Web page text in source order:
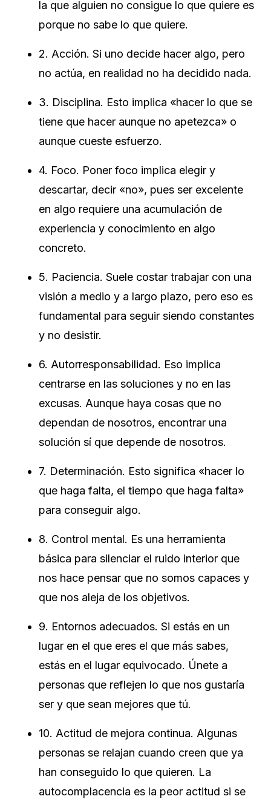
la que alguien no consigue lo que quiere es
porque no sabe lo que quiere.
2. Acción. Si uno decide hacer algo, pero
no actúa, en realidad no ha decidido nada.
3. Disciplina. Esto implica «hacer lo que se
tiene que hacer aunque no apetezca» o
aunque cueste esfuerzo.
4. Foco. Poner foco implica elegir y
descartar, decir «no», pues ser excelente
en algo requiere una acumulación de
experiencia y conocimiento en algo
concreto.
5. Paciencia. Suele costar trabajar con una
visión a medio y a largo plazo, pero eso es
fundamental para seguir siendo constantes
y no desistir.
6. Autorresponsabilidad. Eso implica
centrarse en las soluciones y no en las
excusas. Aunque haya cosas que no
dependan de nosotros, encontrar una
solución sí que depende de nosotros.
7. Determinación. Esto significa «hacer lo
que haga falta, el tiempo que haga falta»
para conseguir algo.
8. Control mental. Es una herramienta
básica para silenciar el ruido interior que
nos hace pensar que no somos capaces y
que nos aleja de los objetivos.
9. Entornos adecuados. Si estás en un
lugar en el que eres el que más sabes,
estás en el lugar equivocado. Únete a
personas que reflejen lo que nos gustaría
ser y que sean mejores que tú.
10. Actitud de mejora continua. Algunas
personas se relajan cuando creen que ya
han conseguido lo que quieren. La
autocomplacencia es la peor actitud si se